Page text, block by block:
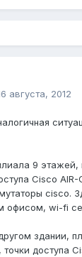
августа, 2012
9 этажей,
Cisco AIR-
cisco.
офисом, wi-fi
здании,
доступа